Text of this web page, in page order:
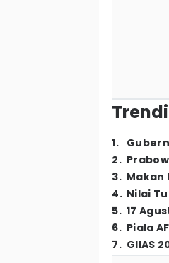
1.
2.
3. Makan
4. Nilai
5. 17
6. Piala
7. GIIAS